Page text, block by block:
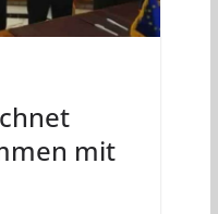
mit